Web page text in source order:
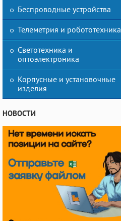
Беспроводные устройства
Телеметрия и робототехника
Светотехника и
оптоэлектроника
Корпусные и установочные
изделия
НОВОСТИ